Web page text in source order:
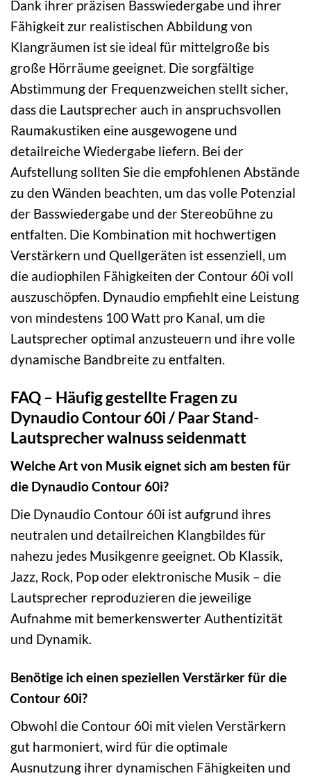
Dank ihrer präzisen Basswiedergabe und ihrer
Fähigkeit zur realistischen Abbildung von
Klangräumen ist sie ideal für mittelgroße bis
große Hörräume geeignet. Die sorgfältige
Abstimmung der Frequenzweichen stellt sicher,
dass die Lautsprecher auch in anspruchsvollen
Raumakustiken eine ausgewogene und
detailreiche Wiedergabe liefern. Bei der
Aufstellung sollten Sie die empfohlenen Abstände
zu den Wänden beachten, um das volle Potenzial
der Basswiedergabe und der Stereobühne zu
entfalten. Die Kombination mit hochwertigen
Verstärkern und Quellgeräten ist essenziell, um
die audiophilen Fähigkeiten der Contour 60i voll
auszuschöpfen. Dynaudio empfiehlt eine Leistung
von mindestens 100 Watt pro Kanal, um die
Lautsprecher optimal anzusteuern und ihre volle
dynamische Bandbreite zu entfalten.
FAQ – Häufig gestellte Fragen zu
Dynaudio Contour 60i / Paar Stand-
Lautsprecher walnuss seidenmatt
Welche Art von Musik eignet sich am besten für
die Dynaudio Contour 60i?
Die Dynaudio Contour 60i ist aufgrund ihres
neutralen und detailreichen Klangbildes für
nahezu jedes Musikgenre geeignet. Ob Klassik,
Jazz, Rock, Pop oder elektronische Musik – die
Lautsprecher reproduzieren die jeweilige
Aufnahme mit bemerkenswerter Authentizität
und Dynamik.
Benötige ich einen speziellen Verstärker für die
Contour 60i?
Obwohl die Contour 60i mit vielen Verstärkern
gut harmoniert, wird für die optimale
Ausnutzung ihrer dynamischen Fähigkeiten und